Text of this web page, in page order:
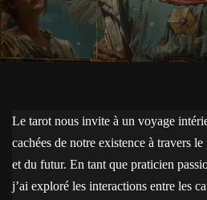
Le tarot nous invite à un voyage
cachées de notre existence à travers
et du futur. En tant que praticien
j’ai exploré les interactions entre les